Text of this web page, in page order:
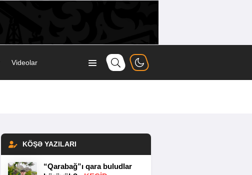
Videolar
KÖŞƏ YAZILARI
“Qarabağ”ı qara buludlar